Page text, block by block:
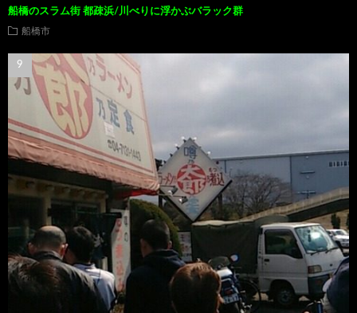
船橋のスラム街 都疎浜/川べりに浮かぶバラック群
船橋市